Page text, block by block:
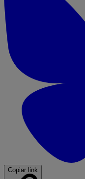
Copiar link